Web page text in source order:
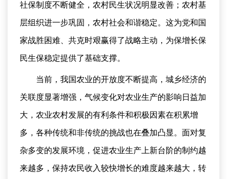
社保制度不断健全，农村民生状况明显改善；农村基
层组织进一步巩固，农村社会和谐稳定。这为党和国
家战胜困难、共克时艰赢得了战略主动，为保增长保
民生保稳定提供了基础支撑。
当前，我国农业的开放度不断提高，城乡经济的
关联度显著增强，气候变化对农业生产的影响日益加
大，农业农村发展的有利条件和积极因素在积累增
多，各种传统和非传统的挑战也在叠加凸显。面对复
杂多变的发展环境，促进农业生产上新台阶的制约越
来越多，保持农民收入较快增长的难度越来越大，转